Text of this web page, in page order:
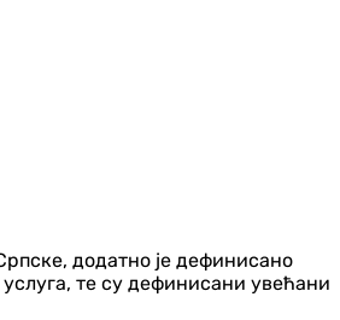
додатно је дефинисано
те су дефинисани увећани